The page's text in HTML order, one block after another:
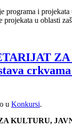
programa i
projekata u oblasti
u Konkursi.
KULTURU,